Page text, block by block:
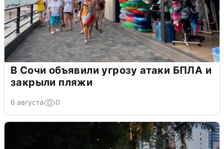
В Сочи объявили угрозу атаки БПЛА и
закрыли пляжи
6 августа 0